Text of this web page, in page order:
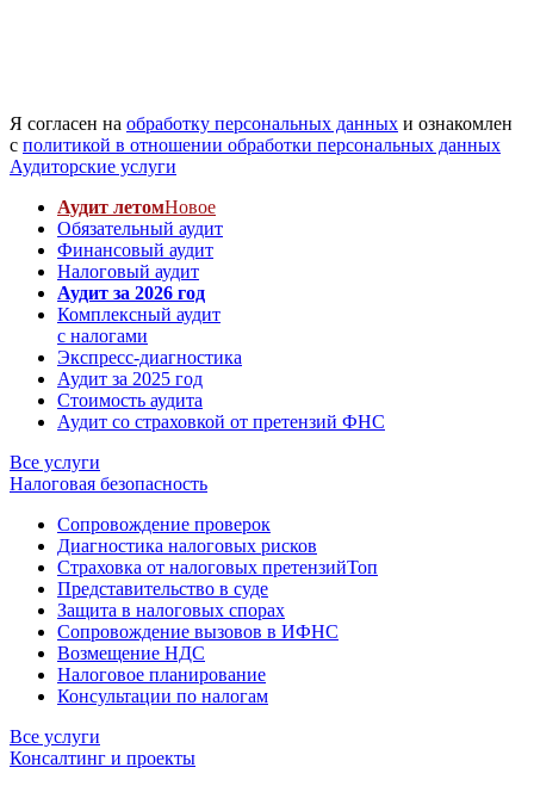
Я согласен на обработку персональных данных и ознакомлен
с политикой в отношении обработки персональных данных
Аудиторские услуги
Аудит летомНовое
Обязательный аудит
Финансовый аудит
Налоговый аудит
Аудит за 2026 год
Комплексный аудит
с налогами
Экспресс-диагностика
Аудит за 2025 год
Стоимость аудита
Аудит со страховкой от претензий ФНС
Все услуги
Налоговая безопасность
Сопровождение проверок
Диагностика налоговых рисков
Страховка от налоговых претензийТоп
Представительство в суде
Защита в налоговых спорах
Сопровождение вызовов в ИФНС
Возмещение НДС
Налоговое планирование
Консультации по налогам
Все услуги
Консалтинг и проекты